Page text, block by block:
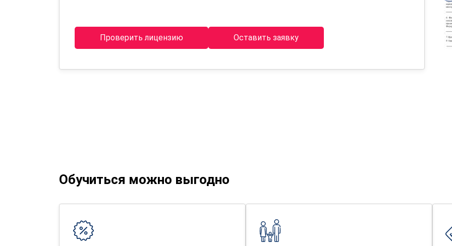
Проверить лицензию Оставить заявку
Обучиться можно выгодно